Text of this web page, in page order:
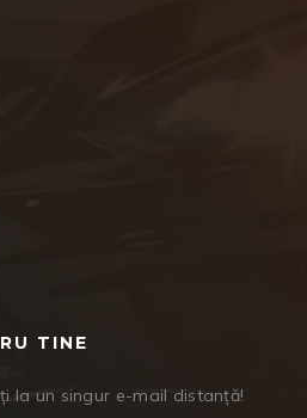
TINE
la un singur e-mail distanță!